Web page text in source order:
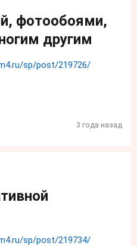
фотообоями,
другим
sp/post/219726/
3 года назад
sp/post/219734/